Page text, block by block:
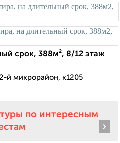
срок, 388м², 8/12 этаж
й микрорайон, к1205
по интересным
›